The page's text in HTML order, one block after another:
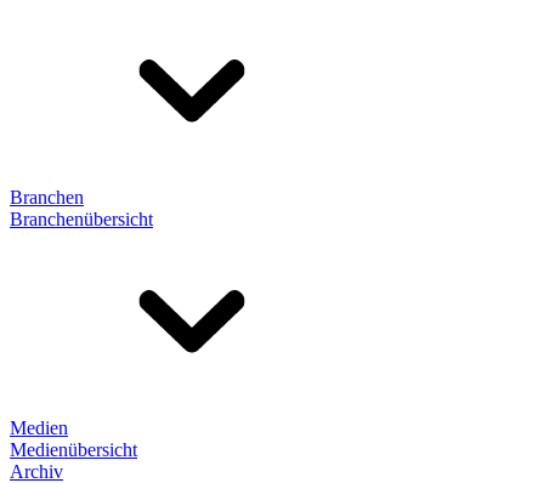
Branchen
Branchenübersicht
Medien
Medienübersicht
Archiv